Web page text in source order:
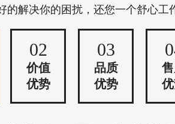
的解决你的困扰，还您一个舒心工
02
价值
优势
03
品质
优势